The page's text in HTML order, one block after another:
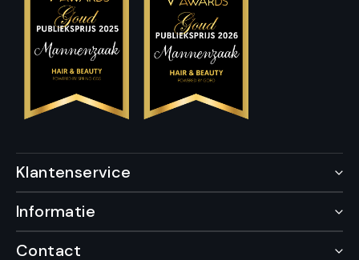
Klantenservice
Informatie
Contact